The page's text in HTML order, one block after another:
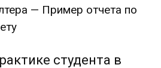
— Пример отчета по
студента в